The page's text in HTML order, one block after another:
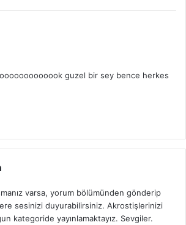
guzel bir sey bence herkes
varsa, yorum bölümünden gönderip
sesinizi duyurabilirsiniz. Akrostişlerinizi
kategoride yayınlamaktayız. Sevgiler.